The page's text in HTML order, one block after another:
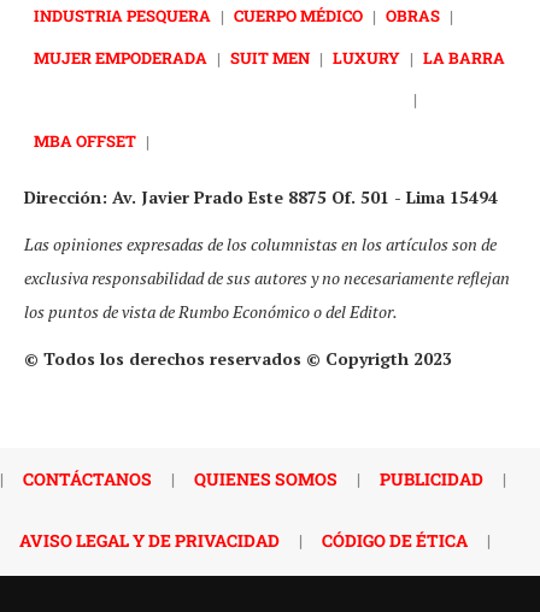
INDUSTRIA PESQUERA | CUERPO MÉDICO | OBRAS |
MUJER EMPODERADA | SUIT MEN | LUXURY | LA BARRA
|
MBA OFFSET |
Dirección: Av. Javier Prado Este 8875 Of. 501 - Lima 15494
Las opiniones expresadas de los columnistas en los artículos son de
exclusiva responsabilidad de sus autores y no necesariamente reflejan
los puntos de vista de Rumbo Económico o del Editor.
© Todos los derechos reservados © Copyrigth 2023
| CONTÁCTANOS | QUIENES SOMOS | PUBLICIDAD |
AVISO LEGAL Y DE PRIVACIDAD | CÓDIGO DE ÉTICA |